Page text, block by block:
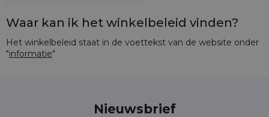
Waar kan ik het winkelbeleid vinden?
Het winkelbeleid staat in de voettekst van de website onder
"informatie"
Nieuwsbrief